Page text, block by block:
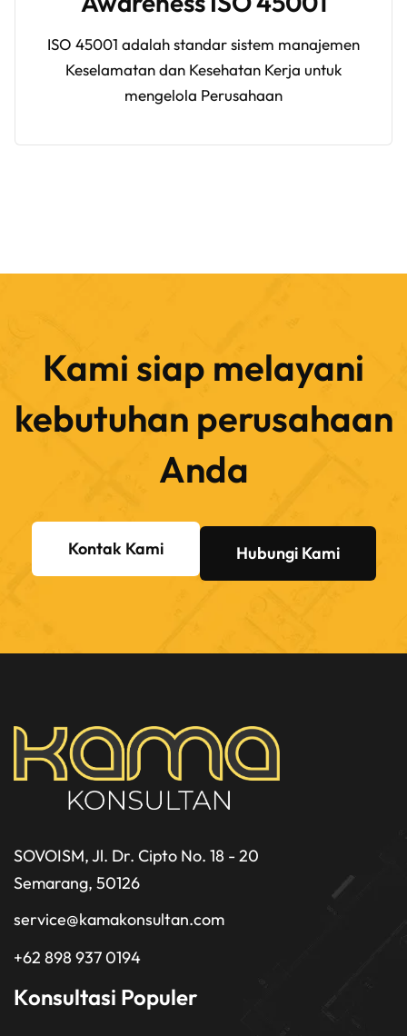
ISO 45001 adalah standar sistem manajemen
Keselamatan dan Kesehatan Kerja untuk
mengelola Perusahaan
Kami siap melayani
kebutuhan perusahaan
Anda
Kontak Kami Hubungi Kami
SOVOISM, Jl. Dr. Cipto No. 18 - 20
Semarang, 50126
service@kamakonsultan.com
+62 898 937 0194
Konsultasi Populer